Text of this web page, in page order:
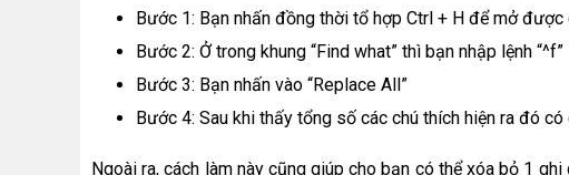
Bước 1: Bạn nhấn đồng thời tổ hợp Ctrl + H để mở được
Bước 2: Ở trong khung “Find what” thì bạn nhập lệnh “^f”
Bước 3: Bạn nhấn vào “Replace All”
Bước 4: Sau khi thấy tổng số các chú thích hiện ra đó
Ngoài ra, cách làm này cũng giúp cho bạn có thể xóa bỏ 1